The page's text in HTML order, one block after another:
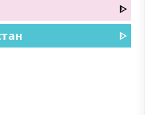
ᐈ
ᐈ